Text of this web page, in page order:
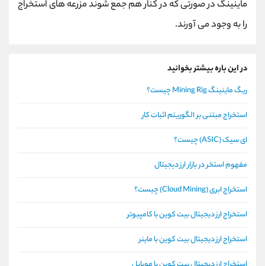
ماینینگ در صورتی که در کنار هم جمع شوند مزرعه های استخراج
را به وجود می آورند.
در این باره بیشتر بخوانید
ریگ ماینینگ Mining Rig چیست؟
استخراج مبتنی بر الگوریتم اثبات کار
ای سیک (ASIC) چیست؟
مفهوم استخر در بازار ارز دیجیتال
استخراج ابری (Cloud Mining) چیست؟
استخراج ارز دیجیتال بیت کوین با کامپیوتر
استخراج ارز دیجیتال بیت کوین با ماینر